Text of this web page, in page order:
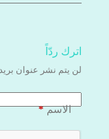
اترك ردّاً
لن يتم نشر عنوان
الاسم*